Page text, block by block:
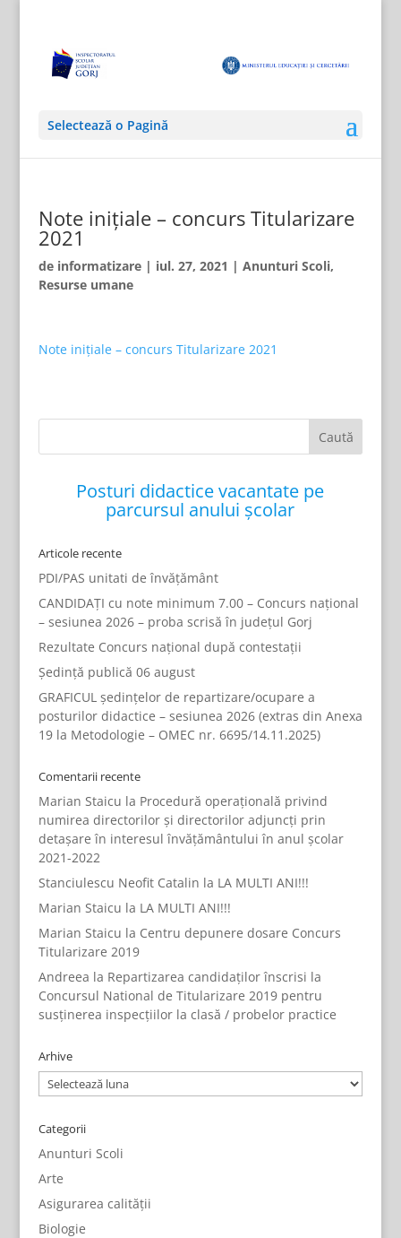
Selectează o Pagină
Note inițiale – concurs Titularizare
2021
de informatizare| iul. 27, 2021 | Anunturi Scoli,
Resurse umane
Note inițiale – concurs Titularizare 2021
Posturi didactice vacantate pe
parcursul anului școlar
Articole recente
PDI/PAS unitati de învățământ
CANDIDAȚI cu note minimum 7.00 – Concurs național
– sesiunea 2026 – proba scrisă în județul Gorj
Rezultate Concurs național după contestații
Ședință publică 06 august
GRAFICUL ședințelor de repartizare/ocupare a
posturilor didactice – sesiunea 2026 (extras din Anexa
19 la Metodologie – OMEC nr. 6695/14.11.2025)
Comentarii recente
Marian Staicu la Procedură operațională privind
numirea directorilor și directorilor adjuncți prin
detașare în interesul învățământului în anul școlar
2021-2022
Stanciulescu Neofit Catalin la LA MULTI ANI!!!
Marian Staicu la LA MULTI ANI!!!
Marian Staicu la Centru depunere dosare Concurs
Titularizare 2019
Andreea la Repartizarea candidaților înscrisi la
Concursul National de Titularizare 2019 pentru
susținerea inspecțiilor la clasă / probelor practice
Arhive
Arhive
Categorii
Anunturi Scoli
Arte
Asigurarea calității
Biologie